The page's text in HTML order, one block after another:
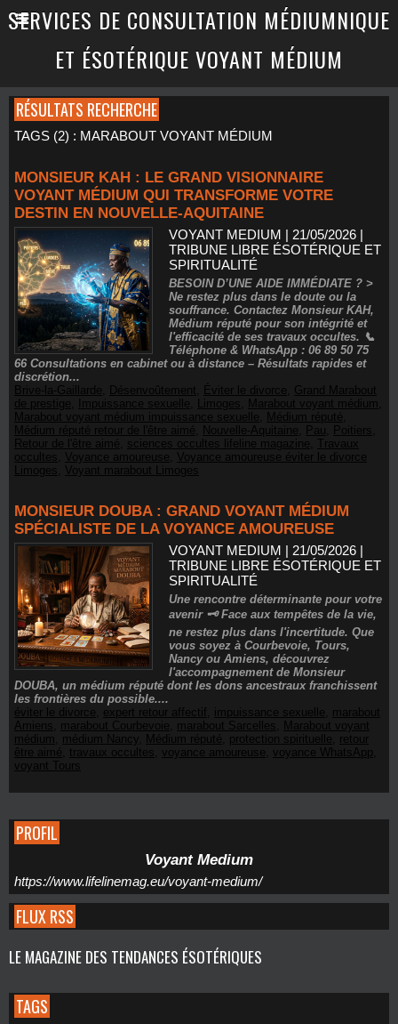
SERVICES DE CONSULTATION MÉDIUMNIQUE
ET ÉSOTÉRIQUE VOYANT MÉDIUM
RÉSULTATS RECHERCHE
TAGS (2) : MARABOUT VOYANT MÉDIUM
MONSIEUR KAH : LE GRAND VISIONNAIRE
VOYANT MÉDIUM QUI TRANSFORME VOTRE
DESTIN EN NOUVELLE-AQUITAINE
VOYANT MEDIUM | 21/05/2026 |
TRIBUNE LIBRE ÉSOTÉRIQUE ET
SPIRITUALITÉ
BESOIN D’UNE AIDE IMMÉDIATE ? >
Ne restez plus dans le doute ou la
souffrance. Contactez Monsieur KAH,
Médium réputé pour son intégrité et
l'efficacité de ses travaux occultes. 📞
Téléphone & WhatsApp : 06 89 50 75
66 Consultations en cabinet ou à distance – Résultats rapides et
discrétion...
Brive-la-Gaillarde
Désenvoûtement Éviter le divorce
Grand Marabout
de prestige
Impuissance sexuelle Limoges Marabout voyant médium
Marabout voyant médium impuissance sexuelle
Médium réputé
Médium réputé retour de l'être aimé
Nouvelle-Aquitaine Pau Poitiers
Retour de l'être aimé
sciences occultes lifeline magazine
Travaux
occultes
Voyance amoureuse
Voyance amoureuse éviter le divorce
Limoges
Voyant marabout Limoges
MONSIEUR DOUBA : GRAND VOYANT MÉDIUM
SPÉCIALISTE DE LA VOYANCE AMOUREUSE
VOYANT MEDIUM | 21/05/2026 |
TRIBUNE LIBRE ÉSOTÉRIQUE ET
SPIRITUALITÉ
Une rencontre déterminante pour votre
avenir 🗝️ Face aux tempêtes de la vie,
ne restez plus dans l'incertitude. Que
vous soyez à Courbevoie, Tours,
Nancy ou Amiens, découvrez
l'accompagnement de Monsieur
DOUBA, un médium réputé dont les dons ancestraux franchissent
les frontières du possible....
éviter le divorce
expert retour affectif impuissance sexuelle
marabout
Amiens
marabout Courbevoie marabout Sarcelles
Marabout voyant
médium
médium Nancy Médium réputé protection spirituelle
retour
être aimé
travaux occultes voyance amoureuse voyance WhatsApp
voyant Tours
PROFIL
Voyant Medium
https://www.lifelinemag.eu/voyant-medium/
FLUX RSS
LE MAGAZINE DES TENDANCES ÉSOTÉRIQUES
TAGS